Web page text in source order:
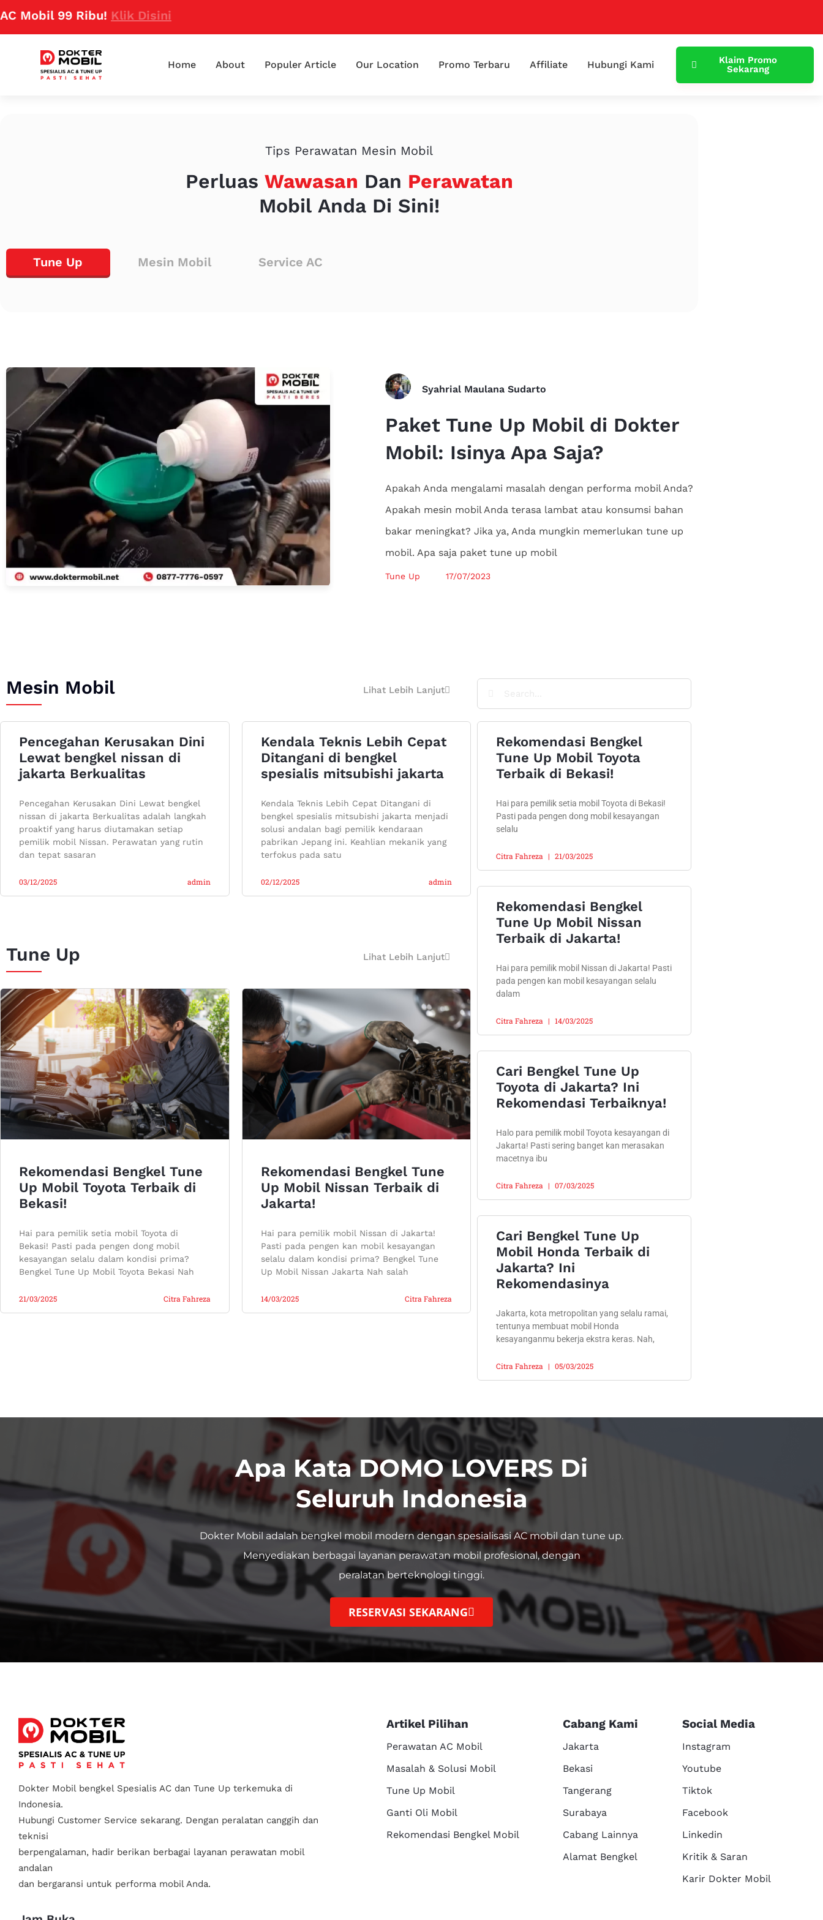
99 Ribu!Klik Disini
Home About Populer Article Our Location Promo Terbaru Affiliate Hubungi Kami
Klaim Promo
Sekarang
Tips Perawatan Mesin Mobil
Perluas Wawasan Dan Perawatan
Mobil Anda Di Sini!
Tune Up Mesin Mobil Service AC
Syahrial Maulana Sudarto
Paket Tune Up Mobil di Dokter
Mobil: Isinya Apa Saja?
Apakah Anda mengalami masalah dengan performa mobil Anda?
Apakah mesin mobil Anda terasa lambat atau konsumsi bahan
bakar meningkat? Jika ya, Anda mungkin memerlukan tune up
mobil. Apa saja paket tune up mobil
Tune Up 17/07/2023
Mesin Mobil Lihat Lebih Lanjut
Pencegahan Kerusakan Dini
Lewat bengkel nissan di
jakarta Berkualitas
Pencegahan Kerusakan Dini Lewat bengkel
nissan di jakarta Berkualitas adalah langkah
proaktif yang harus diutamakan setiap
pemilik mobil Nissan. Perawatan yang rutin
dan tepat sasaran
admin
03/12/2025
Kendala Teknis Lebih Cepat
Ditangani di bengkel
spesialis mitsubishi jakarta
Kendala Teknis Lebih Cepat Ditangani di
bengkel spesialis mitsubishi jakarta menjadi
solusi andalan bagi pemilik kendaraan
pabrikan Jepang ini. Keahlian mekanik yang
terfokus pada satu
admin
02/12/2025
Tune Up Lihat Lebih Lanjut
Rekomendasi Bengkel Tune
Up Mobil Toyota Terbaik di
Bekasi!
Hai para pemilik setia mobil Toyota di
Bekasi! Pasti pada pengen dong mobil
kesayangan selalu dalam kondisi prima?
Bengkel Tune Up Mobil Toyota Bekasi Nah
Citra Fahreza
21/03/2025
Rekomendasi Bengkel Tune
Up Mobil Nissan Terbaik di
Jakarta!
Hai para pemilik mobil Nissan di Jakarta!
Pasti pada pengen kan mobil kesayangan
selalu dalam kondisi prima? Bengkel Tune
Up Mobil Nissan Jakarta Nah salah
Citra Fahreza
14/03/2025
Rekomendasi Bengkel
Tune Up Mobil Toyota
Terbaik di Bekasi!
Hai para pemilik setia mobil Toyota di Bekasi!
Pasti pada pengen dong mobil kesayangan
selalu
Citra Fahreza 21/03/2025
Rekomendasi Bengkel
Tune Up Mobil Nissan
Terbaik di Jakarta!
Hai para pemilik mobil Nissan di Jakarta! Pasti
pada pengen kan mobil kesayangan selalu
dalam
Citra Fahreza 14/03/2025
Cari Bengkel Tune Up
Toyota di Jakarta? Ini
Rekomendasi Terbaiknya!
Halo para pemilik mobil Toyota kesayangan di
Jakarta! Pasti sering banget kan merasakan
macetnya ibu
Citra Fahreza 07/03/2025
Cari Bengkel Tune Up
Mobil Honda Terbaik di
Jakarta? Ini
Rekomendasinya
Jakarta, kota metropolitan yang selalu ramai,
tentunya membuat mobil Honda
kesayanganmu bekerja ekstra keras. Nah,
Citra Fahreza 05/03/2025
Apa Kata DOMO LOVERS Di
Seluruh Indonesia
Dokter Mobil adalah bengkel mobil modern dengan spesialisasi AC mobil dan tune up.
Menyediakan berbagai layanan perawatan mobil profesional, dengan
peralatan berteknologi tinggi.
RESERVASI SEKARANG
Dokter Mobil bengkel Spesialis AC dan Tune Up terkemuka di
Indonesia.
Hubungi Customer Service sekarang. Dengan peralatan canggih dan
teknisi
berpengalaman, hadir berikan berbagai layanan perawatan mobil
andalan
dan bergaransi untuk performa mobil Anda.
Artikel Pilihan
Perawatan AC Mobil
Masalah & Solusi Mobil
Tune Up Mobil
Ganti Oli Mobil
Rekomendasi Bengkel Mobil
Cabang Kami
Jakarta
Bekasi
Tangerang
Surabaya
Cabang Lainnya
Alamat Bengkel
Social Media
Instagram
Youtube
Tiktok
Facebook
Linkedin
Kritik & Saran
Karir Dokter Mobil